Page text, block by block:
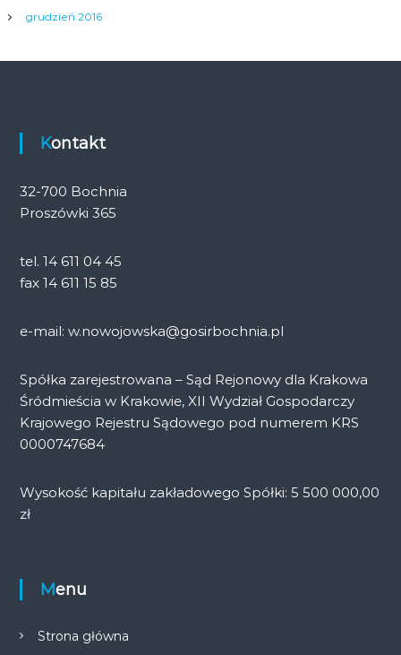
grudzień 2016
Kontakt
32-700 Bochnia
Proszówki 365
tel. 14 611 04 45
fax 14 611 15 85
e-mail: w.nowojowska@gosirbochnia.pl
Spółka zarejestrowana – Sąd Rejonowy dla Krakowa
Śródmieścia w Krakowie, XII Wydział Gospodarczy
Krajowego Rejestru Sądowego pod numerem KRS
0000747684
Wysokość kapitału zakładowego Spółki: 5 500 000,00
zł
Menu
Strona główna